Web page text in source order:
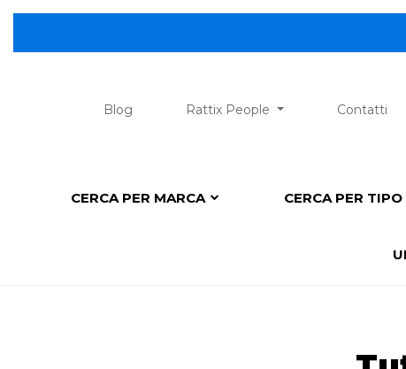
Blog Rattix People Contatti
CERCA PER MARCA CERCA PER TIPO